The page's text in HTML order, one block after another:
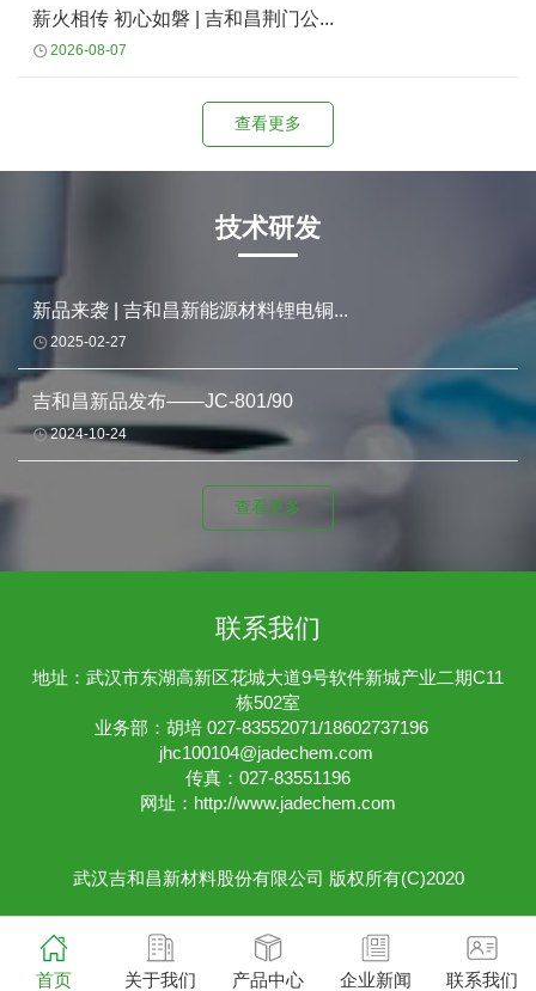
薪火相传 初心如磐 | 吉和昌荆门公...
2026-08-07
查看更多
技术研发
新品来袭 | 吉和昌新能源材料锂电铜...
2025-02-27
吉和昌新品发布——JC-801/90
2024-10-24
查看更多
联系我们
地址：武汉市东湖高新区花城大道9号软件新城产业二期C11
栋502室
业务部：胡培 027-83552071/18602737196
jhc100104@jadechem.com
传真：027-83551196
网址： http://www.jadechem.com
武汉吉和昌新材料股份有限公司 版权所有(C)2020
首页 关于我们 产品中心 企业新闻 联系我们